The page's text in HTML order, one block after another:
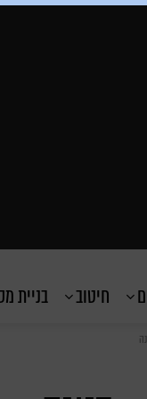
חיטוב בניית